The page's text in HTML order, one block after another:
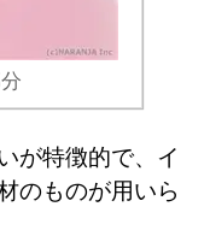
が特徴的で、イ
のものが用いら